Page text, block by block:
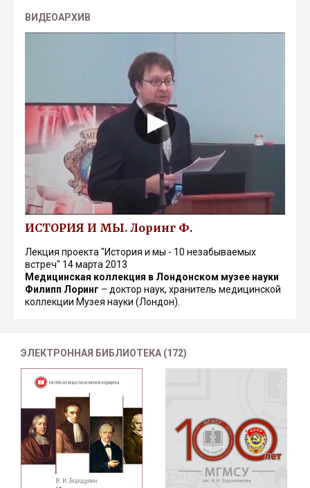
ВИДЕОАРХИВ
ИСТОРИЯ И МЫ. Лоринг Ф.
Лекция проекта "История и мы - 10 незабываемых
встреч" 14 марта 2013
Медицинская коллекция в Лондонском музее науки
Филипп Лоринг – доктор наук, хранитель медицинской
коллекции Музея науки (Лондон).
ЭЛЕКТРОННАЯ БИБЛИОТЕКА (172)